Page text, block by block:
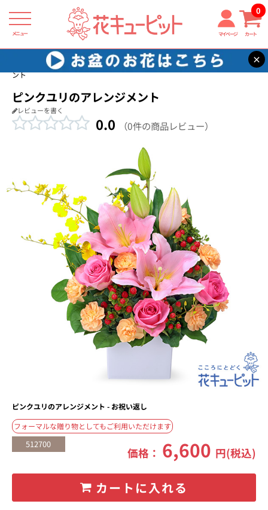
メニュー マイページ カート
0
×
花キューピット お祝い返し
【お祝い返し】ピンクユリのアレンジメ
ント
ピンクユリのアレンジメント
レビューを書く
0.0 （0件の商品レビュー）
ピンクユリのアレンジメント - お祝い返し
フォーマルな贈り物としてもご利用いただけます
512700
価格： 6,600 円(税込)
カートに入れる